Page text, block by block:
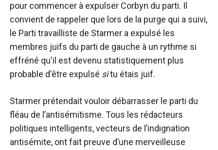
pour commencer à expulser Corbyn du parti. Il
convient de rappeler que lors de la purge qui a suivi,
le Parti travailliste de Starmer a expulsé les
membres juifs du parti de gauche à un rythme si
effréné qu'il est devenu statistiquement plus
probable d'être expulsé situ étais juif.
Starmer prétendait vouloir débarrasser le parti du
fléau de l’antisémitisme. Tous les rédacteurs
politiques intelligents, vecteurs de l’indignation
antisémite, ont fait preuve d’une merveilleuse